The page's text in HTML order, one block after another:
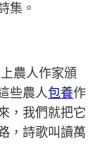
集。
農人作家頒
些農人包養作
，我們就把它
，詩歌叫讀萬